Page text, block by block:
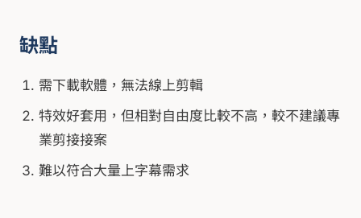
缺點
需下載軟體，無法線上剪輯
特效好套用，但相對自由度比較不高，較不建議專
業剪接接案
難以符合大量上字幕需求